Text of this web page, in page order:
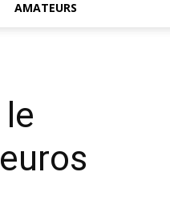
AMATEURS